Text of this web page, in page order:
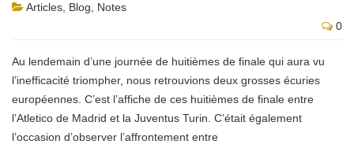
Articles Blog
Notes
0
Au lendemain d’une journée de huitièmes de finale qui aura vu
l’inefficacité triompher, nous retrouvions deux grosses écuries
européennes. C’est l’affiche de ces huitièmes de finale entre
l’Atletico de Madrid et la Juventus Turin. C’était également
l’occasion d’observer l’affrontement entre